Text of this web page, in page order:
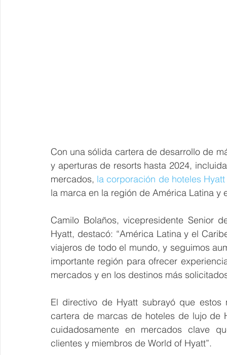
Con una sólida cartera de desarrollo de
y aperturas de resorts hasta 2024,
mercados, la corporación de hoteles Hyatt
la marca en la región de América Latina
Camilo Bolaños, vicepresidente Senior
Hyatt, destacó: “América Latina y el
viajeros de todo el mundo, y seguimos
importante región para ofrecer
mercados y en los destinos más
El directivo de Hyatt subrayó que
cartera de marcas de hoteles de lujo de
cuidadosamente en mercados clave
clientes y miembros de World of Hyatt”.